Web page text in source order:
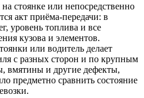
стоянке или непосредственно
акт приёма-передачи: в
уровень топлива и все
кузова и элементов.
или водитель делает
с разных сторон и по крупным
вмятины и другие дефекты,
предметно сравнить состояние